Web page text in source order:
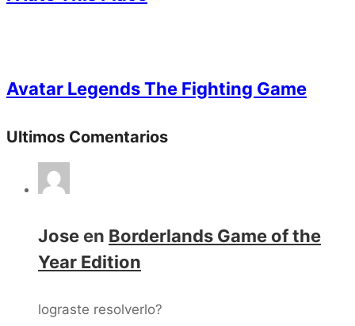
Avatar Legends The Fighting Game
Ultimos Comentarios
Jose en Borderlands Game of the
Year Edition
lograste resolverlo?